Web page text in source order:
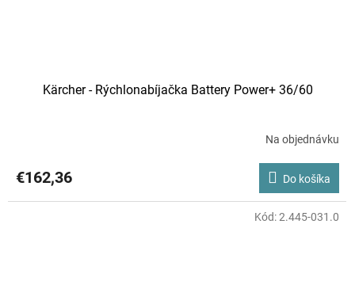
Kärcher - Rýchlonabíjačka Battery Power+ 36/60
Na objednávku
€162,36 Do košíka
Kód:2.445-031.0